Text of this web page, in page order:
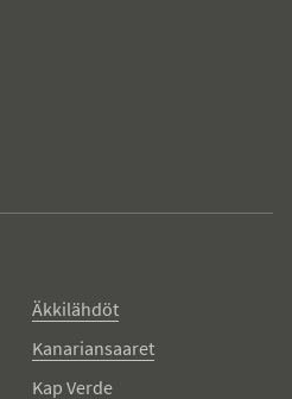
Äkkilähdöt
Kanariansaaret
Kap Verde